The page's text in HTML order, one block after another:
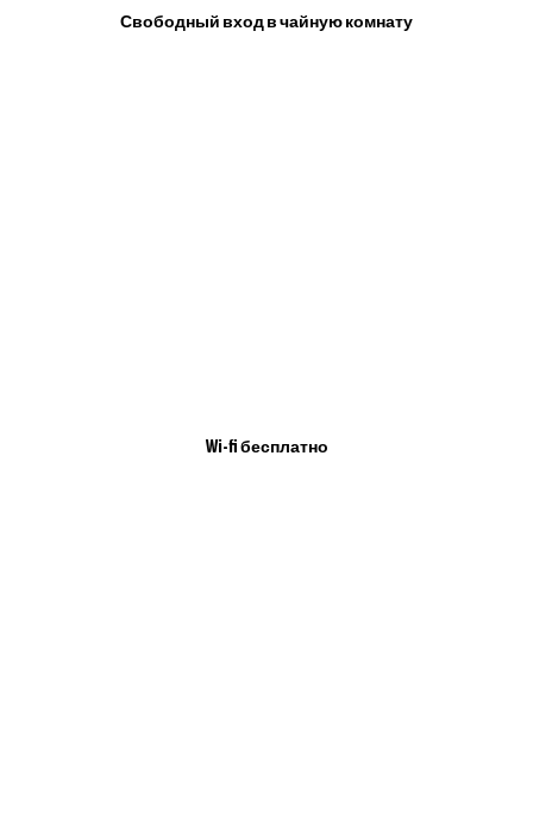
Свободный вход в чайную комнату
Wi-fi бесплатно